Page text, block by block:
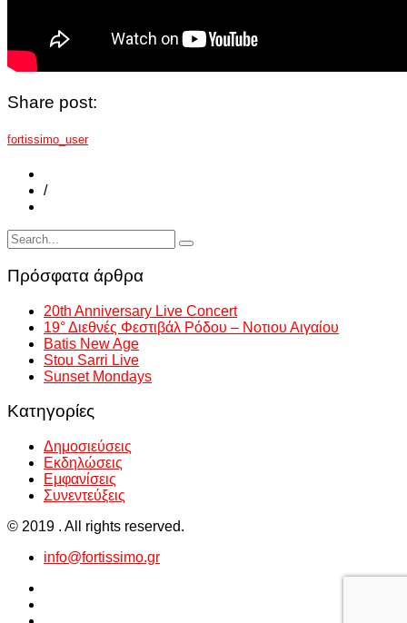
Share post:
fortissimo_user
/
Πρόσφατα άρθρα
20th Anniversary Live Concert
19° Διεθνές Φεστιβάλ Ρόδου – Νοτιου Αιγαίου
Batis New Age
Stou Sarri Live
Sunset Mondays
Kατηγορίες
Δημοσιεύσεις
Εκδηλώσεις
Εμφανίσεις
Συνεντεύξεις
© 2019 . All rights reserved.
info@fortissimo.gr